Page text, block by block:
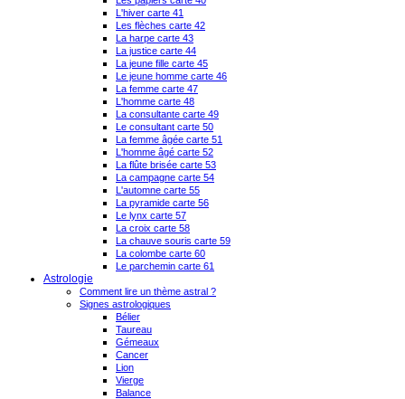
L'hiver carte 41
Les flèches carte 42
La harpe carte 43
La justice carte 44
La jeune fille carte 45
Le jeune homme carte 46
La femme carte 47
L'homme carte 48
La consultante carte 49
Le consultant carte 50
La femme âgée carte 51
L'homme âgé carte 52
La flûte brisée carte 53
La campagne carte 54
L'automne carte 55
La pyramide carte 56
Le lynx carte 57
La croix carte 58
La chauve souris carte 59
La colombe carte 60
Le parchemin carte 61
Astrologie
Comment lire un thème astral ?
Signes astrologiques
Bélier
Taureau
Gémeaux
Cancer
Lion
Vierge
Balance